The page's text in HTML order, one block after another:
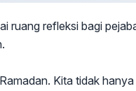
ruang refleksi bagi
Kita tidak